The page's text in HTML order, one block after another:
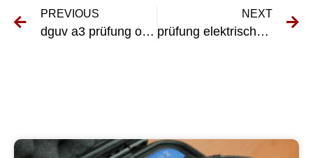
PREVIOUS
dguv a3 prüfung ortsfester anlagen
NEXT
prüfung elektrische geräte